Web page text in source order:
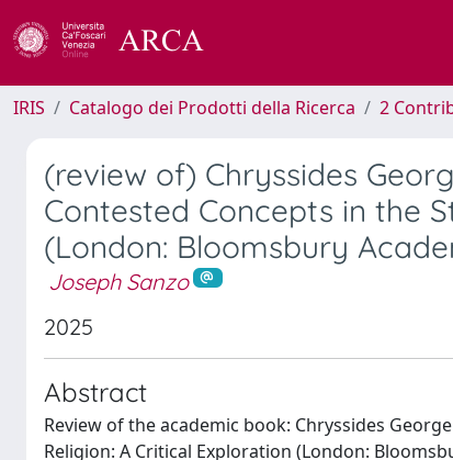
IRIS Catalogo dei Prodotti della Ricerca 2
(review of) Chryssides
Contested Concepts in the
(London: Bloomsbury
Joseph Sanzo
2025
Abstract
Review of the academic book: Chryssides
Religion: A Critical Exploration (London: